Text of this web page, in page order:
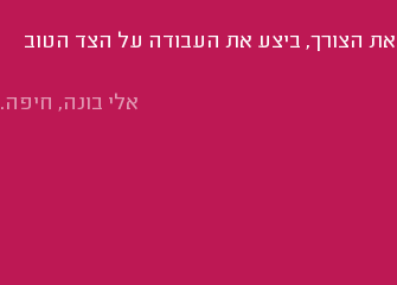
את הצורך, ביצע את העבודה על הצד הטוב
אלי בונה, חיפה.